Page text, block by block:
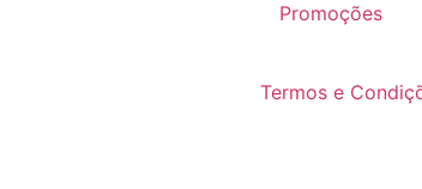
Promoções
Termos e